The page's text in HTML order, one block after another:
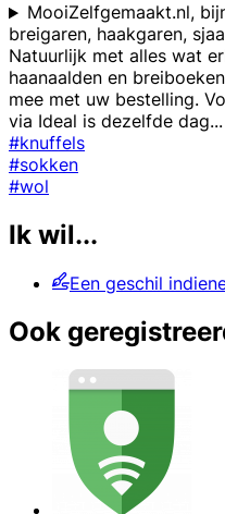
MooiZelfgemaakt.nl,
breigaren, haakgaren,
Natuurlijk met alles wat
haanaalden en
mee met uw bestelling.
via Ideal is dezelfde dag...
#knuffels
#sokken
#wol
Ik wil...
Een geschil
Ook